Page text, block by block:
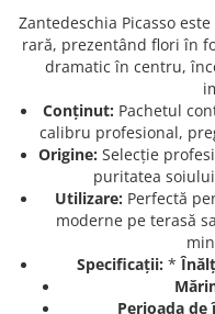
Bulbi de Narcise
Bulbi de Ranunculus
Bulbi de Tigridia
Bulbi de Zantedeschia
Bulbi Sparaxis
Mixuri de Bulbi
Seminte de Flori
Seminte de Legume/
Zantedeschia Picasso
rară, prezentând flori în
dramatic în centru,
Conținut: Pachetul
calibru profesional,
Origine: Selecție
puritatea
Utilizare: Perfectă
moderne pe terasă
Specificații: *
Perioada